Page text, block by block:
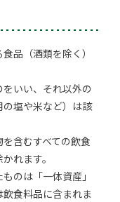
品（酒類を除く）
いい、それ以外の
塩や米など）は該
含むすべての飲食
れます。
のは「一体資産」
食料品に含まれま